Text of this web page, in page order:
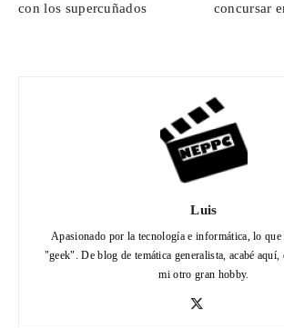
con los supercuñados
concursar
Luis
Apasionado por la tecnología e informática, lo que
"geek". De blog de temática generalista, acabé aquí,
mi otro gran hobby.